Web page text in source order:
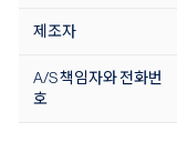
제조자
A/S 책임자와 전화번
호